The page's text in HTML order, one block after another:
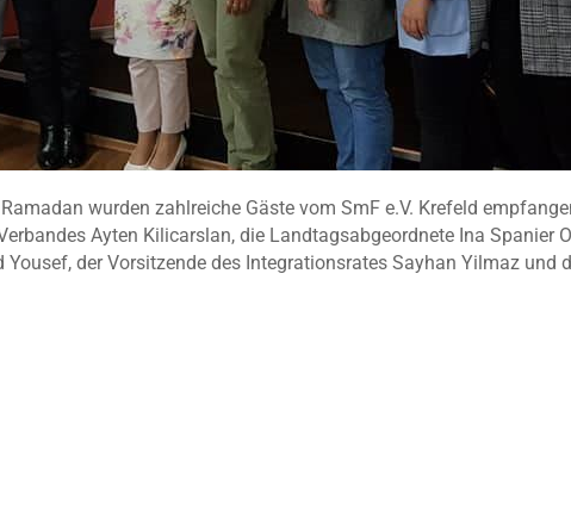
wurden zahlreiche Gäste vom SmF e.V. Krefeld
Ayten Kilicarslan, die Landtagsabgeordnete Ina Spanier
der Vorsitzende des Integrationsrates Sayhan Yilmaz und